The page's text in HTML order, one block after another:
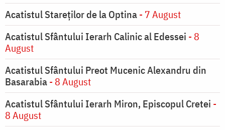
Acatistul Stareţilor de la Optina- 7 August
Acatistul Sfântului Ierarh Calinic al Edessei - 8
August
Acatistul Sfântului Preot Mucenic Alexandru din
Basarabia- 8 August
Acatistul Sfântului Ierarh Miron, Episcopul Cretei -
8 August